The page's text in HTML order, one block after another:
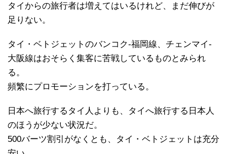
タイからの旅行者は増えてはいるけれど、まだ伸びが
足りない。
タイ・ベトジェットのバンコク-福岡線、チェンマイ-
大阪線はおそらく集客に苦戦しているものとみられ
る。
頻繁にプロモーションを打っている。
日本へ旅行するタイ人よりも、タイへ旅行する日本人
のほうが少ない状況だ。
500バーツ割引がなくとも、タイ・ベトジェットは充分